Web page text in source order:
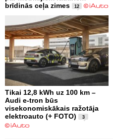
brīdinās ceļa zimes
12
Tikai 12,8 kWh uz 100 km –
Audi e-tron būs
visekonomiskākais ražotāja
elektroauto (+ FOTO)
3